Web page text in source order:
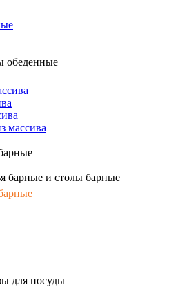
обеденные
массива
барные и столы барные
для посуды